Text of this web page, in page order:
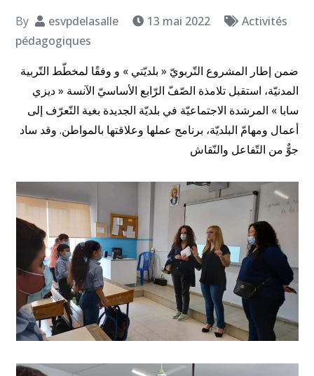
By esvpdelasalle 13 mai 2022
Activités
pédagogiques
ضمن إطار المشروع التّربويّ « بلديّتي » و وفقًا لمخطّط التّربية
المدنيّة، استقبل تلامذة الصّفّ الرّابع الأساسيّ الآنسة « ديزي
سابا » المرشدة الاجتماعيّة في بلديّة الجديدة بغية التّعرّف إلى
أعمال ومهامّ البلديّة، برنامج عملها وعلاقتها بالمواطن. وقد ساد
جوٌّ من التّفاعل والنّقاش